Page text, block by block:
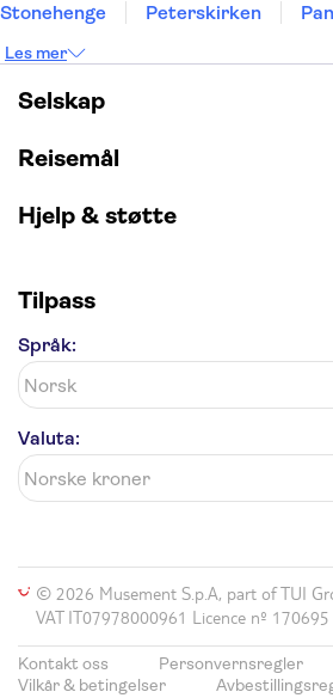
Stonehenge
Peterskirken
Burj Khalifa
Keukenhof
Alcatraz
Golden Circle
Les mer
Selskap
Reisemål
Hjelp & støtte
Tilpass
Språk:
Valuta:
© 2026 Musement S.p.A, part of TUI
VAT IT07978000961 Licence nº 170695
Kontakt oss Personvernsregler
Vilkår & betingelser